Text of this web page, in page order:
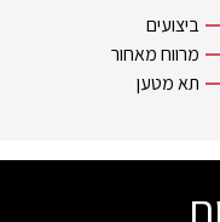
ביצועים
מרווח מאחור
תא מטען